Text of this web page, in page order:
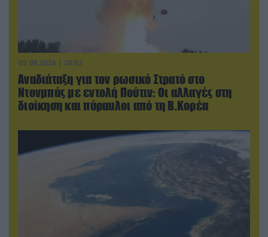
05.08.2026 | 20:02
Αναδιάταξη για τον ρωσικό Στρατό στο
Ντονμπάς με εντολή Πούτιν: Οι αλλαγές στη
διοίκηση και πύραυλοι από τη Β.Κορέα